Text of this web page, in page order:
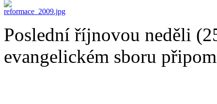
Poslední říjnovou neděli
evangelickém sboru